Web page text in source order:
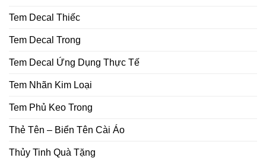
Tem Decal Thiếc
Tem Decal Trong
Tem Decal Ứng Dụng Thực Tế
Tem Nhãn Kim Loại
Tem Phủ Keo Trong
Thẻ Tên – Biển Tên Cài Áo
Thủy Tinh Quà Tặng